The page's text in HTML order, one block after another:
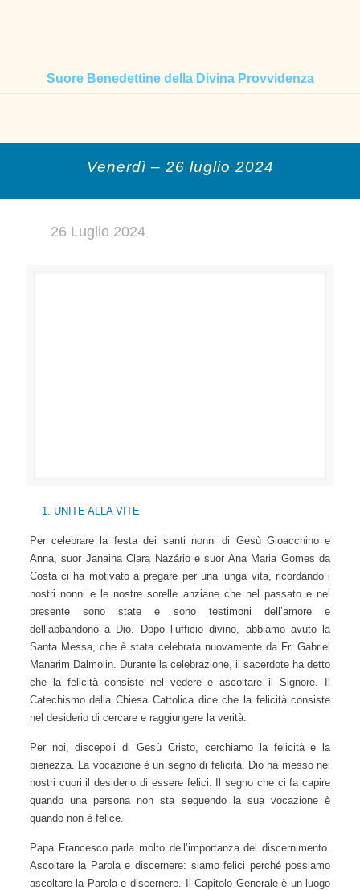
Suore Benedettine della Divina Provvidenza
Venerdì – 26 luglio 2024
26 Luglio 2024
UNITE ALLA VITE
Per celebrare la festa dei santi nonni di Gesù Gioacchino e
Anna, suor Janaina Clara Nazário e suor Ana Maria Gomes
da Costa ci ha motivato a pregare per una lunga vita,
ricordando i nostri nonni e le nostre sorelle anziane che nel
passato e nel presente sono state e sono testimoni
dell’amore e dell’abbandono a Dio. Dopo l’ufficio divino,
abbiamo avuto la Santa Messa, che è stata celebrata
nuovamente da Fr. Gabriel Manarim Dalmolin. Durante la
celebrazione, il sacerdote ha detto che la felicità consiste nel
vedere e ascoltare il Signore. Il Catechismo della Chiesa
Cattolica dice che la felicità consiste nel desiderio di cercare
Per noi, discepoli di Gesù Cristo, cerchiamo la felicità e la
pienezza. La vocazione è un segno di felicità. Dio ha messo
nei nostri cuori il desiderio di essere felici. Il segno che ci fa
capire quando una persona non sta seguendo la sua
Papa Francesco parla molto dell’importanza del
discernimento. Ascoltare la Parola e discernere: siamo felici